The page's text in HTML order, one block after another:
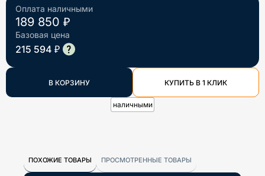
Оплата наличными
189 850 ₽
Базовая цена
215 594 ₽
В КОРЗИНУ КУПИТЬ В 1 КЛИК
наличными
ПОХОЖИЕ ТОВАРЫ ПРОСМОТРЕННЫЕ ТОВАРЫ